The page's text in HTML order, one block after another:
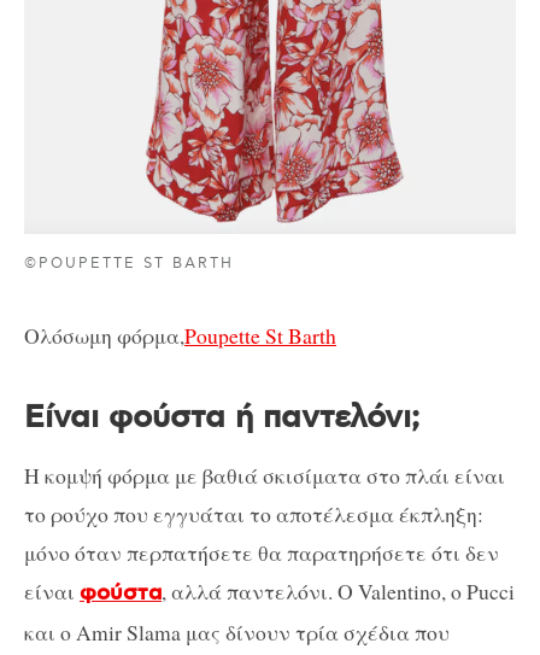
©POUPETTE ST BARTH
Ολόσωμη φόρμα,Poupette St Barth
Είναι φούστα ή παντελόνι;
Η κομψή φόρμα με βαθιά σκισίματα στο πλάι είναι
το ρούχο που εγγυάται το αποτέλεσμα έκπληξη:
μόνο όταν περπατήσετε θα παρατηρήσετε ότι δεν
είναι φούστα, αλλά παντελόνι. Ο Valentino, ο Pucci
και ο Amir Slama μας δίνουν τρία σχέδια που